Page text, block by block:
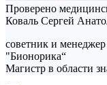
Проверено
Коваль Сергей
советник и
"Бионорика“
Магистр в области